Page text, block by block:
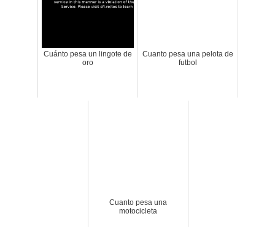
Cuánto pesa un lingote de
oro
Cuanto pesa una pelota de
futbol
Cuanto pesa una
motocicleta